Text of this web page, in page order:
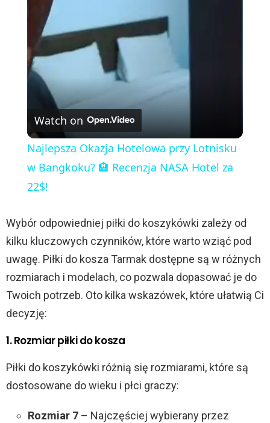
a
V
i
d
e
o
Watch on
Najlepsza Okazja Hotelowa przy Lotnisku
w Bangkoku? 🏨 Recenzja NASA Hotel za
22$!
Wybór odpowiedniej piłki do koszykówki zależy od
kilku kluczowych czynników, które warto wziąć pod
uwagę. Piłki do kosza Tarmak dostępne są w różnych
rozmiarach i modelach, co pozwala dopasować je do
Twoich potrzeb. Oto kilka wskazówek, które ułatwią Ci
decyzję:
1. Rozmiar piłki do kosza
Piłki do koszykówki różnią się rozmiarami, które są
dostosowane do wieku i płci graczy:
Rozmiar 7 – Najczęściej wybierany przez